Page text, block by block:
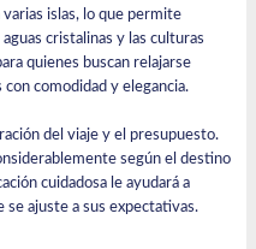
islas, lo que permite
cristalinas y las culturas
quienes buscan relajarse
comodidad y elegancia.
del viaje y el presupuesto.
según el destino
cuidadosa le ayudará a
se ajuste a sus expectativas.